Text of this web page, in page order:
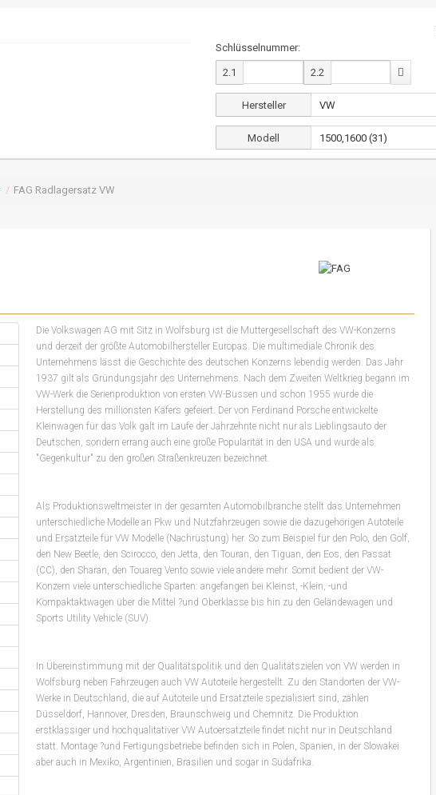
Schlüsselnummer:
2.1 2.2
Hersteller
Modell
/ FAG Radlagersatz VW
Die Volkswagen AG mit Sitz in Wolfsburg ist die Muttergesellschaft des VW-Konzerns
und derzeit der größte Automobilhersteller Europas. Die multimediale Chronik des
Unternehmens lässt die Geschichte des deutschen Konzerns lebendig werden. Das Jahr
1937 gilt als Gründungsjahr des Unternehmens. Nach dem Zweiten Weltkrieg begann im
VW-Werk die Serienproduktion von ersten VW-Bussen und schon 1955 wurde die
Herstellung des millionsten Käfers gefeiert. Der von Ferdinand Porsche entwickelte
Kleinwagen für das Volk galt im Laufe der Jahrzehnte nicht nur als Lieblingsauto der
Deutschen, sondern errang auch eine große Popularität in den USA und wurde als
"Gegenkultur" zu den großen Straßenkreuzen bezeichnet.
Als Produktionsweltmeister in der gesamten Automobilbranche stellt das Unternehmen
unterschiedliche Modelle an Pkw und Nutzfahrzeugen sowie die dazugehörigen Autoteile
und Ersatzteile für VW Modelle (Nachrüstung) her. So zum Beispiel für den Polo, den Golf,
den New Beetle, den Scirocco, den Jetta, den Touran, den Tiguan, den Eos, den Passat
(CC), den Sharan, den Touareg Vento sowie viele andere mehr. Somit bedient der VW-
Konzern viele unterschiedliche Sparten: angefangen bei Kleinst, -Klein, -und
Kompaktaktwagen über die Mittel ?und Oberklasse bis hin zu den Geländewagen und
Sports Utility Vehicle (SUV).
In Übereinstimmung mit der Qualitätspolitik und den Qualitätszielen von VW werden in
Wolfsburg neben Fahrzeugen auch VW Autoteile hergestellt. Zu den Standorten der VW-
Werke in Deutschland, die auf Autoteile und Ersatzteile spezialisiert sind, zählen
Düsseldorf, Hannover, Dresden, Braunschweig und Chemnitz. Die Produktion
erstklassiger und hochqualitativer VW Autoersatzteile findet nicht nur in Deutschland
statt. Montage ?und Fertigungsbetriebe befinden sich in Polen, Spanien, in der Slowakei
aber auch in Mexiko, Argentinien, Brasilien und sogar in Südafrika.